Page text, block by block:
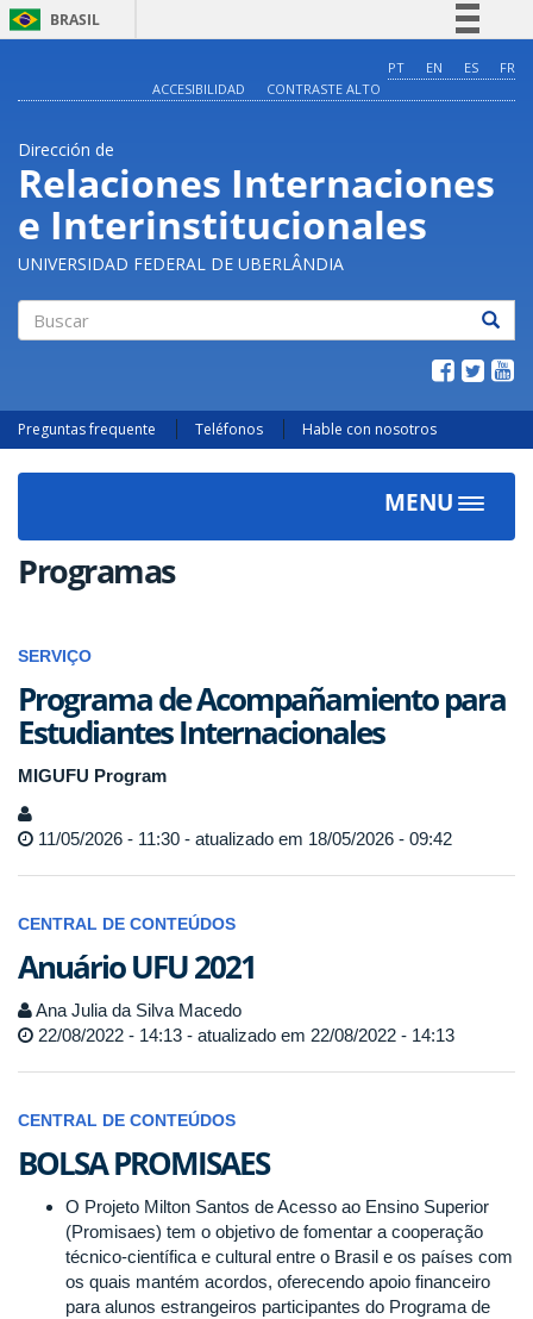
BRASIL
Comunica BR
Acesso à informação
Legislação
Canais
PT EN ES
FR
ACCESIBILIDAD
CONTRASTE ALTO
Dirección de
Relaciones Internaciones
e Interinstitucionales
UNIVERSIDAD FEDERAL DE UBERLÂNDIA
Preguntas frequente Teléfonos Hable con nosotros
MENU
Toggle
Programas
SERVIÇO
Programa de Acompañamiento para
Estudiantes Internacionales
MIGUFU Program
11/05/2026 - 11:30 - atualizado em 18/05/2026 - 09:42
CENTRAL DE CONTEÚDOS
Anuário UFU 2021
Ana Julia da Silva Macedo
22/08/2022 - 14:13 - atualizado em 22/08/2022 - 14:13
CENTRAL DE CONTEÚDOS
BOLSA PROMISAES
O Projeto Milton Santos de Acesso ao Ensino Superior
(Promisaes) tem o objetivo de fomentar a cooperação
técnico-científica e cultural entre o Brasil e os países com
os quais mantém acordos, oferecendo apoio financeiro
para alunos estrangeiros participantes do Programa de